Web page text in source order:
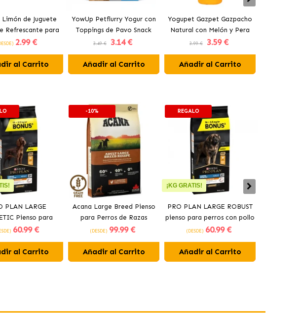
Limón de Juguete
Refrescante para
12 cm
2.99 €
al Carrito
YowUp Petflurry Yogur con
Toppings de Pavo Snack
para Perros
3.49 € 3.14 €
Añadir al Carrito
Yogupet Gazpet Gazpacho
Natural con Melón y Pera
para Perros y Gatos
3.99 € 3.59 €
Añadir al Carrito
PLAN LARGE
Pienso para
con pollo
60.99 €
al Carrito
-10%
Acana Large Breed Pienso
para Perros de Razas
Grandes con Pollo
(DESDE) 99.99 €
Añadir al Carrito
REGALO
¡KG GRATIS!
PRO PLAN LARGE ROBUST
pienso para perros con pollo
(DESDE) 60.99 €
Añadir al Carrito